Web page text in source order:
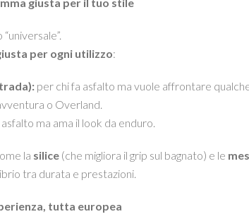
per ogni utilizzo:
per chi fa asfalto ma vuole affrontare
o Overland.
ma ama il look da enduro.
la silice(che migliora il grip sul bagnato) e le
tra durata e prestazioni.
tutta europea